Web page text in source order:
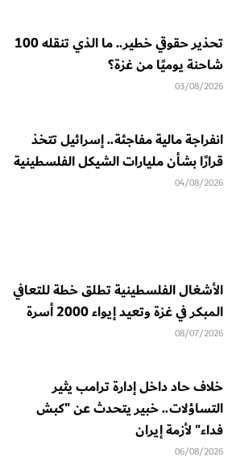
تحذير حقوقي خطير.. ما الذي تنقله 100
شاحنة يوميًا من غزة؟
03/08/2026
انفراجة مالية مفاجئة.. إسرائيل تتخذ
قرارًا بشأن مليارات الشيكل الفلسطينية
04/08/2026
الأشغال الفلسطينية تطلق خطة للتعافي
المبكر في غزة وتعيد إيواء 2000 أسرة
08/07/2026
خلاف حاد داخل إدارة ترامب يثير
التساؤلات.. خبير يتحدث عن "كبش
فداء" لأزمة إيران
06/08/2026